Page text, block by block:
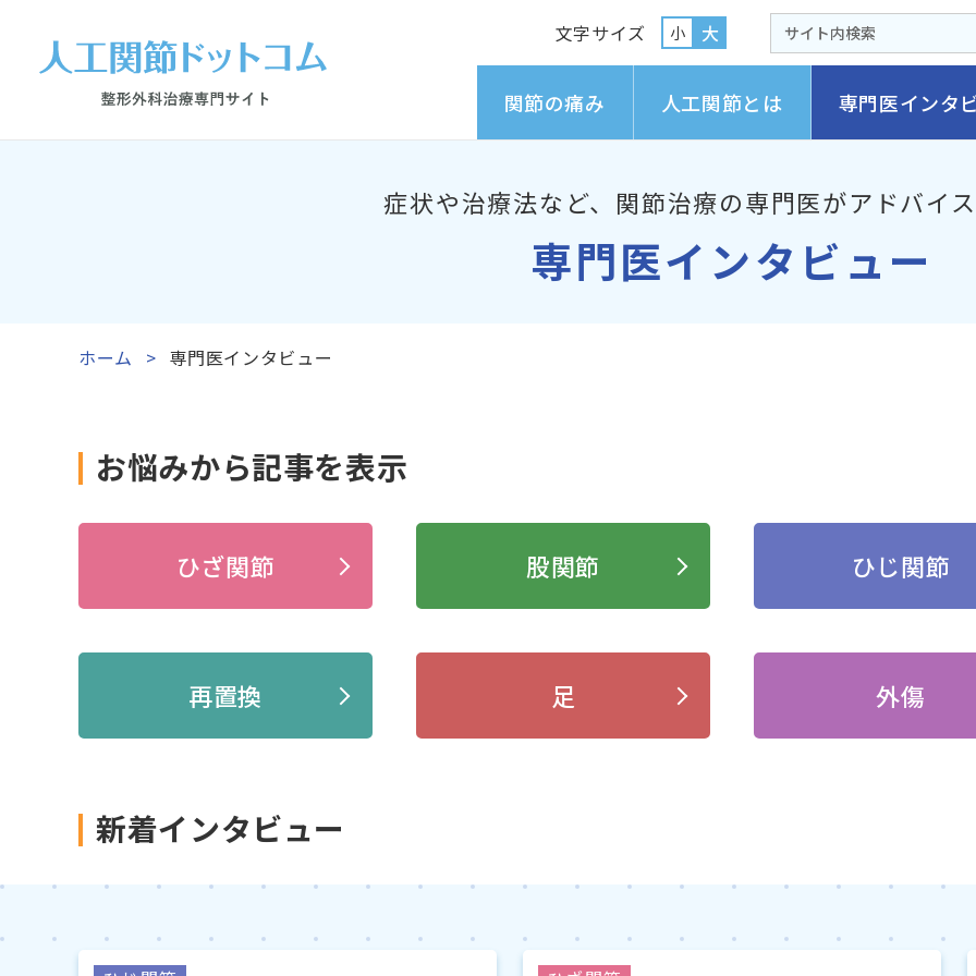
文字サイズ 小 大
関節の痛み 人工関節とは 専門医インタ
症状や治療法など、 関節治療の専門医がアドバイ
専門医インタビュー
ホーム 専門医インタビュー
お悩みから記事を表示
ひざ関節 股関節 ひじ関節
再置換 足 外傷
新着インタビュー